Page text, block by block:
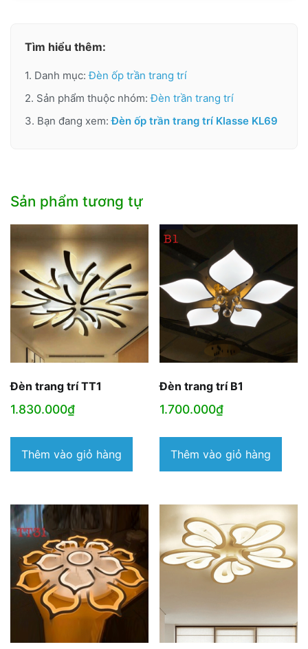
Tìm hiểu thêm:
1. Danh mục:Đèn ốp trần trang trí
2. Sản phẩm thuộc nhóm:Đèn trần trang trí
3. Bạn đang xem:Đèn ốp trần trang trí Klasse KL69
Sản phẩm tương tự
Đèn trang trí TT1
1.830.000₫
Thêm vào giỏ hàng
Đèn trang trí B1
1.700.000₫
Thêm vào giỏ hàng